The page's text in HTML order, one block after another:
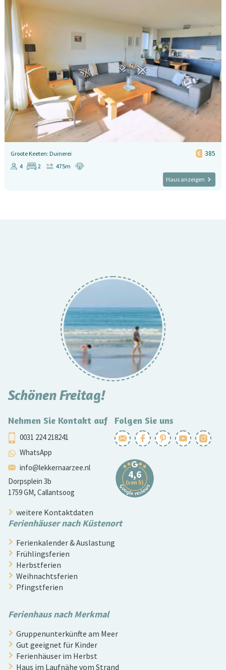
Groote Keeten: Duinerei 385
4 2
475m
Haus anzeigen
Schönen Freitag!
Nehmen Sie Kontakt auf
0031 224 218241
WhatsApp
info@lekkernaarzee.nl
Dorpsplein 3b
1759 GM, Callantsoog
Folgen Sie uns
weitere Kontaktdaten
Ferienhäuser nach Küstenort
Ferienkalender & Auslastung
Frühlingsferien
Herbstferien
Weihnachtsferien
Pfingstferien
Ferienhaus nach Merkmal
Gruppenunterkünfte am Meer
Gut geeignet für Kinder
Ferienhäuser im Herbst
Haus im Laufnähe vom Strand